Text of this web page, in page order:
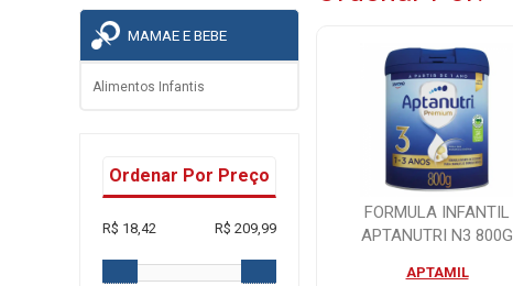
MAMAE E BEBE
Alimentos Infantis
Ordenar Por Preço
R$ 18,42 R$ 209,99
FORMULA INFANTIL
APTANUTRI N3 800G
APTAMIL